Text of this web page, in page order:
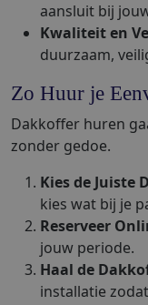
aansluit bij
Kwaliteit en
duurzaam,
Zo Huur je
Dakkoffer huren
zonder gedoe.
Kies de Juiste
kies wat bij je
Reserveer
jouw periode.
Haal de
installatie